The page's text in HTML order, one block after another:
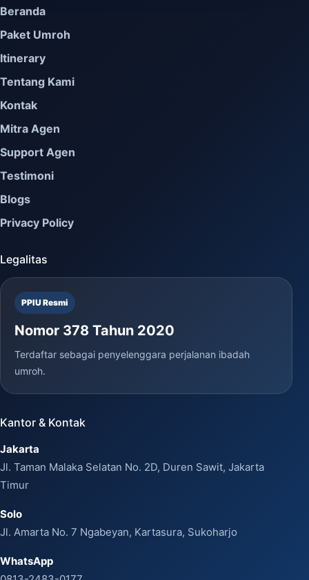
Beranda
Paket Umroh
Itinerary
Tentang Kami
Kontak
Mitra Agen
Support Agen
Testimoni
Blogs
Privacy Policy
Legalitas
PPIU Resmi
Nomor 378 Tahun 2020
Terdaftar sebagai penyelenggara perjalanan ibadah
umroh.
Kantor & Kontak
Jakarta
Jl. Taman Malaka Selatan No. 2D, Duren Sawit, Jakarta
Timur
Solo
Jl. Amarta No. 7 Ngabeyan, Kartasura, Sukoharjo
WhatsApp